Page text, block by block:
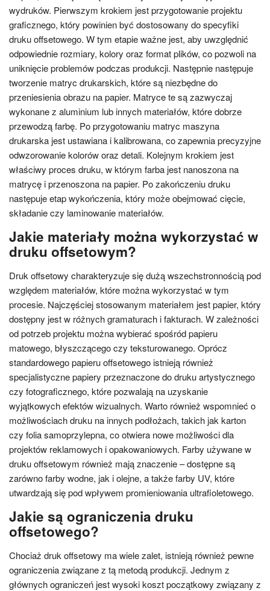
wydruków. Pierwszym krokiem jest przygotowanie projektu
graficznego, który powinien być dostosowany do specyfiki
druku offsetowego. W tym etapie ważne jest, aby uwzględnić
odpowiednie rozmiary, kolory oraz format plików, co pozwoli na
uniknięcie problemów podczas produkcji. Następnie następuje
tworzenie matryc drukarskich, które są niezbędne do
przeniesienia obrazu na papier. Matryce te są zazwyczaj
wykonane z aluminium lub innych materiałów, które dobrze
przewodzą farbę. Po przygotowaniu matryc maszyna
drukarska jest ustawiana i kalibrowana, co zapewnia precyzyjne
odwzorowanie kolorów oraz detali. Kolejnym krokiem jest
właściwy proces druku, w którym farba jest nanoszona na
matrycę i przenoszona na papier. Po zakończeniu druku
następuje etap wykończenia, który może obejmować cięcie,
składanie czy laminowanie materiałów.
Jakie materiały można wykorzystać w
druku offsetowym?
Druk offsetowy charakteryzuje się dużą wszechstronnością pod
względem materiałów, które można wykorzystać w tym
procesie. Najczęściej stosowanym materiałem jest papier, który
dostępny jest w różnych gramaturach i fakturach. W zależności
od potrzeb projektu można wybierać spośród papieru
matowego, błyszczącego czy teksturowanego. Oprócz
standardowego papieru offsetowego istnieją również
specjalistyczne papiery przeznaczone do druku artystycznego
czy fotograficznego, które pozwalają na uzyskanie
wyjątkowych efektów wizualnych. Warto również wspomnieć o
możliwościach druku na innych podłożach, takich jak karton
czy folia samoprzylepna, co otwiera nowe możliwości dla
projektów reklamowych i opakowaniowych. Farby używane w
druku offsetowym również mają znaczenie – dostępne są
zarówno farby wodne, jak i olejne, a także farby UV, które
utwardzają się pod wpływem promieniowania ultrafioletowego.
Jakie są ograniczenia druku
offsetowego?
Chociaż druk offsetowy ma wiele zalet, istnieją również pewne
ograniczenia związane z tą metodą produkcji. Jednym z
głównych ograniczeń jest wysoki koszt początkowy związany z